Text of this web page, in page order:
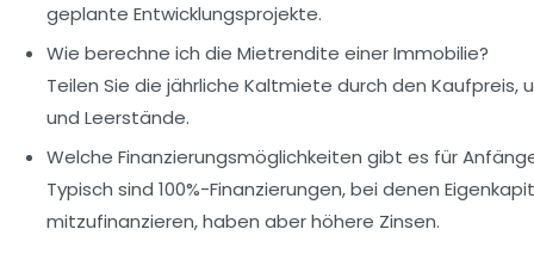
geplante Entwicklungsprojekte.
Wie berechne ich die Mietrendite einer Immobilie?
Teilen Sie die jährliche Kaltmiete durch den
und Leerstände.
Welche Finanzierungsmöglichkeiten gibt es für
Typisch sind 100%-Finanzierungen, bei denen
mitzufinanzieren, haben aber höhere Zinsen.